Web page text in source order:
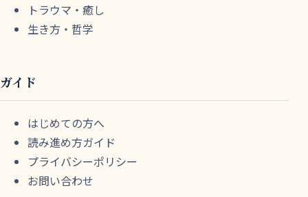
トラウマ・癒し
生き方・哲学
ガイド
はじめての方へ
読み進め方ガイド
プライバシーポリシー
お問い合わせ